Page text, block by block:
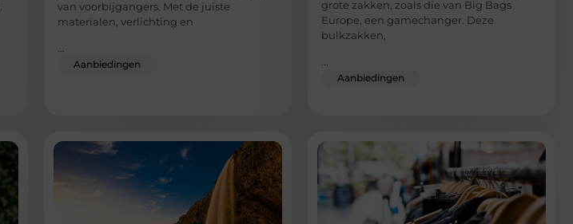
van voorbijgangers. Met de juiste
materialen, verlichting en
...
Aanbiedingen
grote zakken, zoals die van Big Bags
Europe, een gamechanger. Deze
bulkzakken,
...
Aanbiedingen